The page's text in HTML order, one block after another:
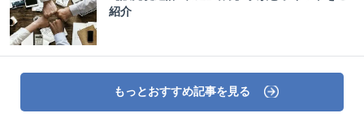
紹介
もっとおすすめ記事を見る